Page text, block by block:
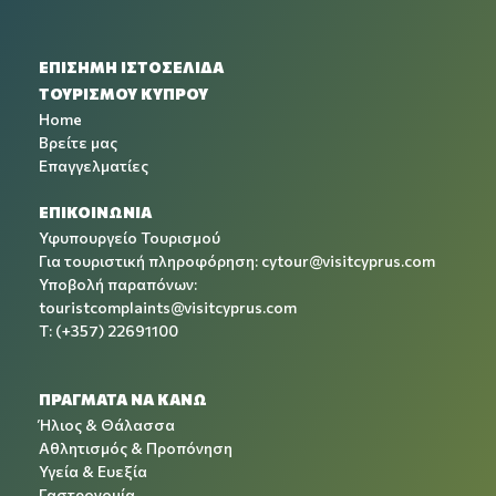
ΕΠΙΣΗΜΗ ΙΣΤΟΣΕΛΙΔΑ
ΤΟΥΡΙΣΜΟΥ ΚΥΠΡΟΥ
Home
Βρείτε μας
Επαγγελματίες
ΕΠΙΚΟΙΝΩΝΙΑ
Υφυπουργείο Τουρισμού
Για τουριστική πληροφόρηση: cytour@visitcyprus.com
Υποβολή παραπόνων:
touristcomplaints@visitcyprus.com
T: (+357) 22691100
ΠΡΑΓΜΑΤΑ ΝΑ ΚΑΝΩ
Ήλιος & Θάλασσα
Αθλητισμός & Προπόνηση
Υγεία & Ευεξία